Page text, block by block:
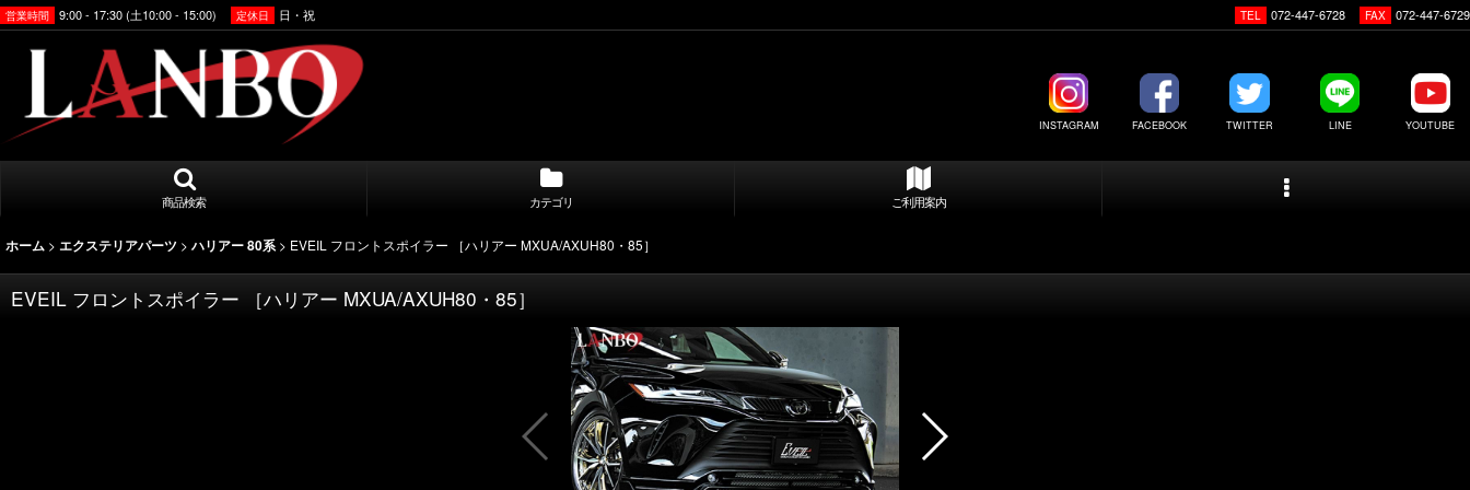
営業時間 9:00 - 17:30 (土10:00 - 15:00) 定休日 日・祝 TEL 072-447-6728 FAX 072-447-6729
INSTAGRAM FACEBOOK TWITTER LINE YOUTUBE
商品検索 カテゴリ ご利用案内
ホーム > エクステリアパーツ > ハリアー 80系 > EVEIL フロントスポイラー ［ハリアー MXUA/AXUH80・85］
EVEIL フロントスポイラー ［ハリアー MXUA/AXUH80・85］